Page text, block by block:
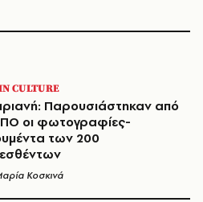
CULTURE
Παρουσιάστηκαν από
οι φωτογραφίες-
των 200
Κοσκινά